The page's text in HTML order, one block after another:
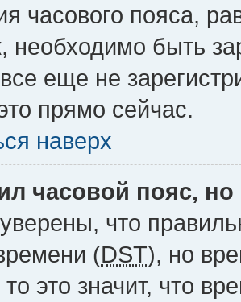
часового пояса,
необходимо быть
еще не
прямо сейчас.
наверх
часовой пояс,
что
(DST), но
это значит, что